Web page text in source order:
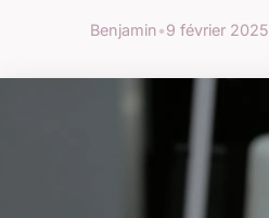
Benjamin•9 février 2025